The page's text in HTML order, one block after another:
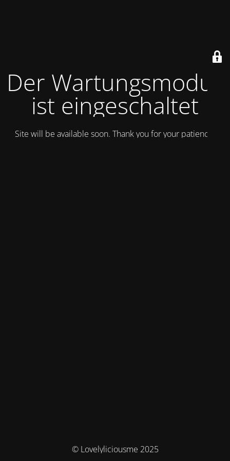
Der Wartungsmodus
ist eingeschaltet
Site will be available soon. Thank you for your patience!
© Lovelyliciousme 2025